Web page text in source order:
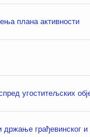
плана активности
угоститељских
грађевинског и